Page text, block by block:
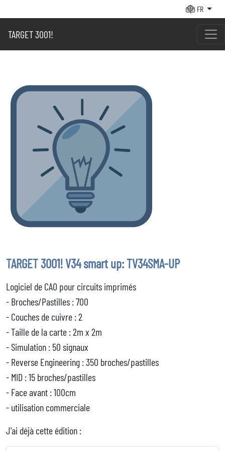
FR
TARGET 3001!
TARGET 3001! V34 smart up: TV34SMA-UP
Logiciel de CAO pour circuits imprimés
- Broches/Pastilles : 700
- Couches de cuivre : 2
- Taille de la carte : 2m x 2m
- Simulation : 50 signaux
- Reverse Engineering : 350 broches/pastilles
- MID : 15 broches/pastilles
- Face avant : 100cm
- utilisation commerciale
J'ai déjà cette édition :